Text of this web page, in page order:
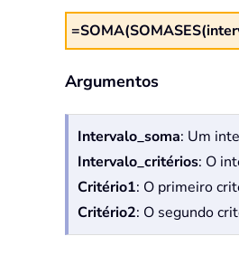
Argumentos
Intervalo_soma: Um
Intervalo_critérios: O
Critério1: O primeiro
Critério2: O segundo